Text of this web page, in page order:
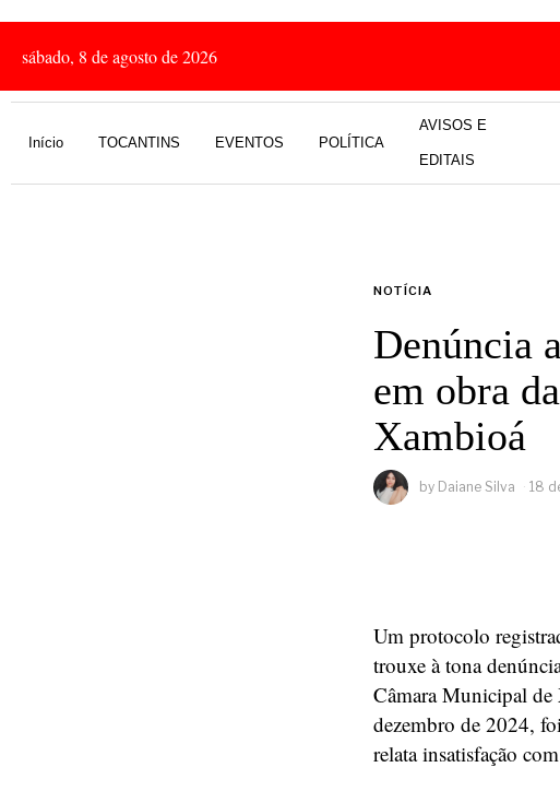
sábado, 8 de agosto de 2026
Início TOCANTINS EVENTOS POLÍTICA
AVISOS E
EDITAIS
NOTÍCIA
Denúncia
em obra
Xambioá
by Daiane Silva 18
Um protocolo
trouxe à tona
Câmara Municipal de
dezembro de 2024,
relata insatisfação